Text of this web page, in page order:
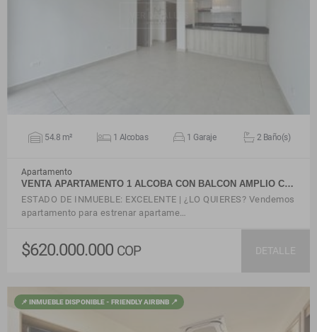
54.8 m² 1 Alcobas 1 Garaje 2 Baño(s)
Apartamento
VENTA APARTAMENTO 1 ALCOBA CON BALCON AMPLIO C…
ESTADO DE INMUEBLE: EXCELENTE | ¿LO QUIERES? Vendemos
apartamento para estrenar apartame…
$620.000.000 COP DETALLE
📌 INMUEBLE DISPONIBLE - FRIENDLY AIRBNB 📍